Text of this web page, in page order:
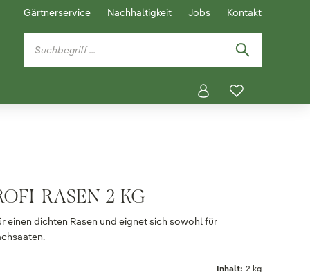
Gärtnerservice Nachhaltigkeit Jobs Kontakt
RASEN 2 KG
einen dichten Rasen und eignet sich sowohl für
Inhalt: 2 kg